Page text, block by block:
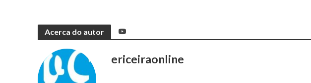
Acerca do autor
ericeiraonline